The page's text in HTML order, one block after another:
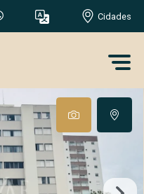
Cidades